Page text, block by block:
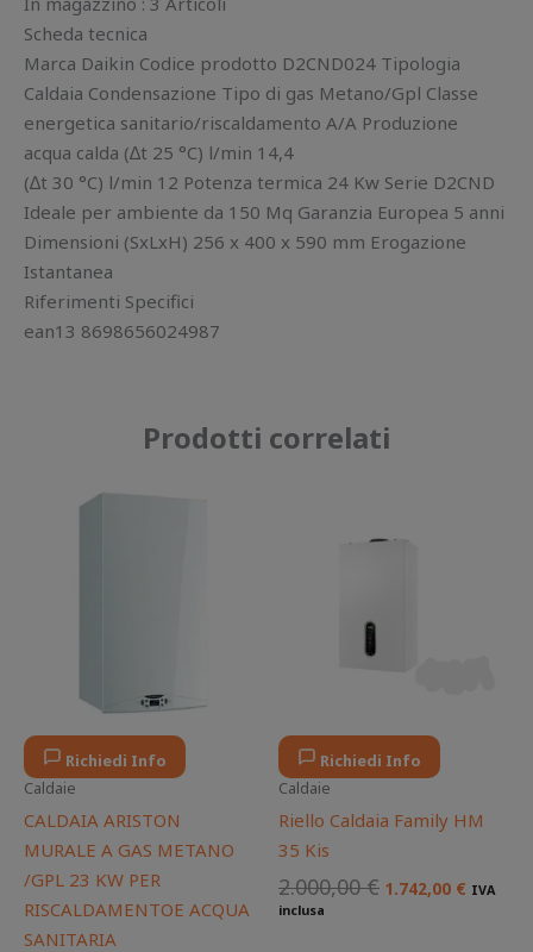
Scheda tecnica
Marca Daikin Codice prodotto D2CND024 Tipologia
Caldaia Condensazione Tipo di gas Metano/Gpl Classe
energetica sanitario/riscaldamento A/A Produzione
acqua calda (∆t 25 °C) l/min 14,4
(∆t 30 °C) l/min 12 Potenza termica 24 Kw Serie D2CND
Ideale per ambiente da 150 Mq Garanzia Europea 5 anni
Dimensioni (SxLxH) 256 x 400 x 590 mm Erogazione
Istantanea
Riferimenti Specifici
ean13 8698656024987
Prodotti correlati
Richiedi Info
Caldaie
CALDAIA ARISTON
MURALE A GAS METANO
/GPL 23 KW PER
RISCALDAMENTOE ACQUA
SANITARIA
Il
Richiedi Info
Caldaie
Riello Caldaia Family HM
35 Kis
2.000,00€
originale
1.742,00 € IVA
inclusa